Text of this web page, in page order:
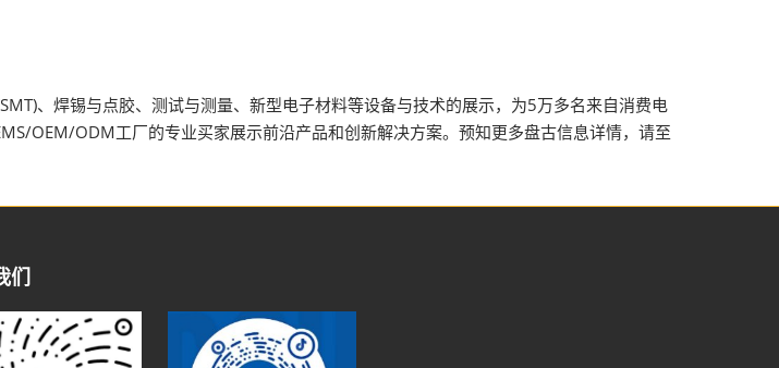
、焊锡与点胶、测试与测量、新型电子材料等设备与技术的展示，为5万多名来自消费电
OEM/ODM工厂的专业买家展示前沿产品和创新解决方案。预知更多盘古信息详情，请至
们